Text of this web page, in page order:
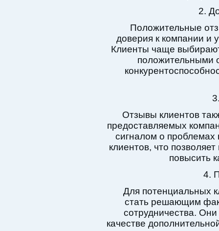
2.
Положительные
доверия к компании и
Клиенты чаще
положительными
Отзывы клиентов
предоставляемых
сигналом о проблемах
клиентов, что
повысить
4.
Для потенциальных
стать решающим
сотрудничества.
качестве